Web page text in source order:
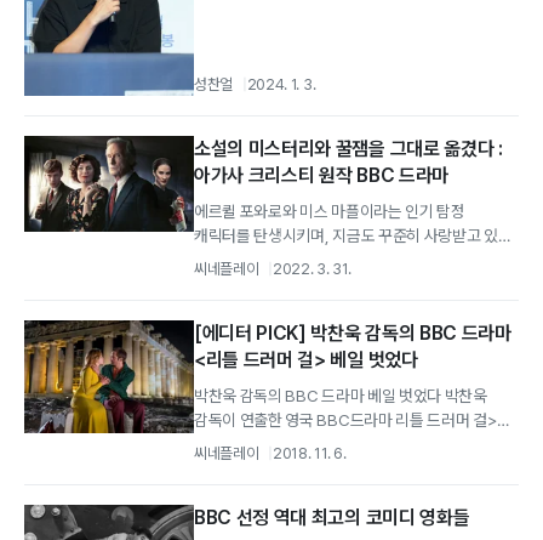
성찬얼 2024. 1. 3.
소설의 미스터리와 꿀잼을 그대로 옮겼다 :
아가사 크리스티 원작 BBC 드라마
에르퀼 포와로와 미스 마플이라는 인기 탐정
캐릭터를 탄생시키며, 지금도 꾸준히 사랑받고 있는
영국의 대표 추리 소설 작가 아가사 크리스티.
씨네플레이 2022. 3. 31.
[에디터 PICK] 박찬욱 감독의 BBC 드라마
<리틀 드러머 걸> 베일 벗었다
박찬욱 감독의 BBC 드라마 베일 벗었다 박찬욱
감독이 연출한 영국 BBC드라마 리틀 드러머 걸>이
드디어 공개됐다.
씨네플레이 2018. 11. 6.
BBC 선정 역대 최고의 코미디 영화들